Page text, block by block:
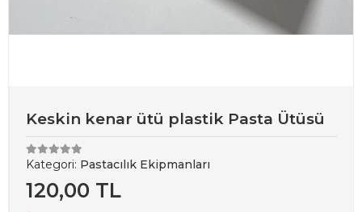
Keskin kenar ütü plastik Pasta Ütüsü
Kategori: Pastacılık Ekipmanları
120,00 TL